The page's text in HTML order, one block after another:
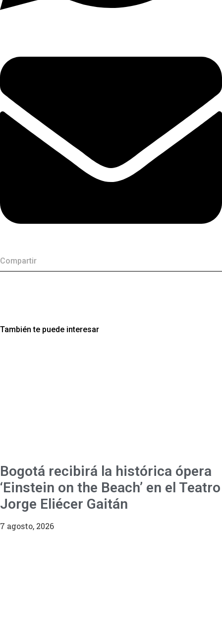
Compartir
También te puede interesar
Bogotá recibirá la histórica ópera
‘Einstein on the Beach’ en el Teatro
Jorge Eliécer Gaitán
7 agosto, 2026